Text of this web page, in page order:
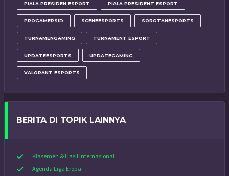
PIALA PRESIDEN ESPORT PIALA PRESIDENT ESPORT
PROGAMERSID SCENEESPORTS SOROTANESPORTS
TURNAMENGAMING TURNAMENT ESPORT
UPDATEESPORTS UPDATEGAMING
VALORANT ESPORTS
BERITA DI TOPIK LAINNYA
Klasemen & Hasil Internasional
Agenda Liga Eropa